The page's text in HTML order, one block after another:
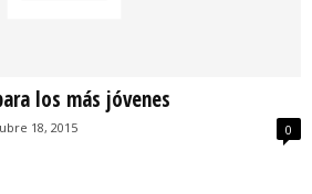
los más jóvenes
18, 2015 0